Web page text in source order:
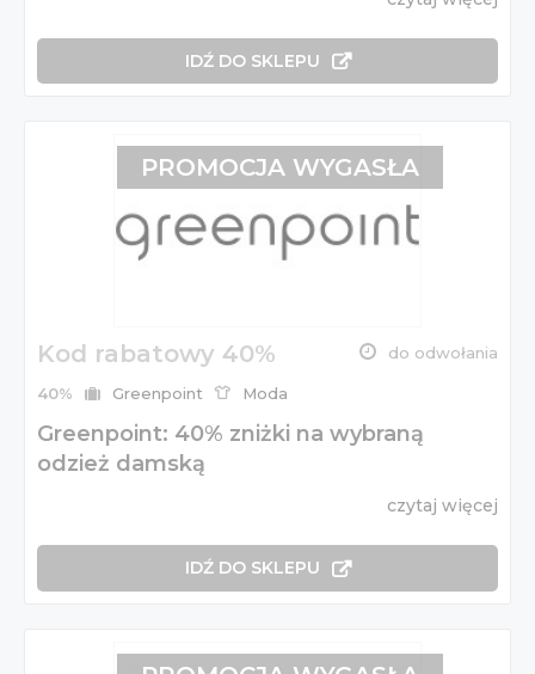
IDŹ DO SKLEPU
Kod rabatowy 40% do odwołania
40% Greenpoint Moda
Greenpoint: 40% zniżki na wybraną
odzież damską
czytaj więcej
IDŹ DO SKLEPU
PROMOCJA WYGASŁA